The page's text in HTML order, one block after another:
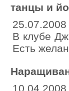
танцы и
25.07.2008
В клубе
Есть
10.04.2008